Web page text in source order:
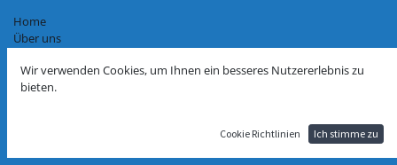
Home
Über uns
Impressum
Datenschutzerklärung
Wir verwenden Cookies, um Ihnen ein besseres Nutzererlebnis zu
bieten.
Cookie Richtlinien Ich stimme zu